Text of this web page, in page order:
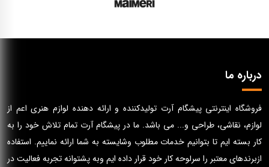
درباره ما
فروشگاه اینترنتی پیشگام آرت تولیدکننده و ارائه دهنده لوازم هنری اعم از
لوازم، نقاشی، طراحی و... می باشد. ما در پیشگام آرت تمام تلاش خود را به
کار بسته ایم تا بتوانیم خدمات مطلوب وشایسته به شما ارائه نماییم. استفاده
ازبرندهای معتبر را سرلوحه کار خود قرار داده ایم وبه پشتوانه تجربه فعالیت در